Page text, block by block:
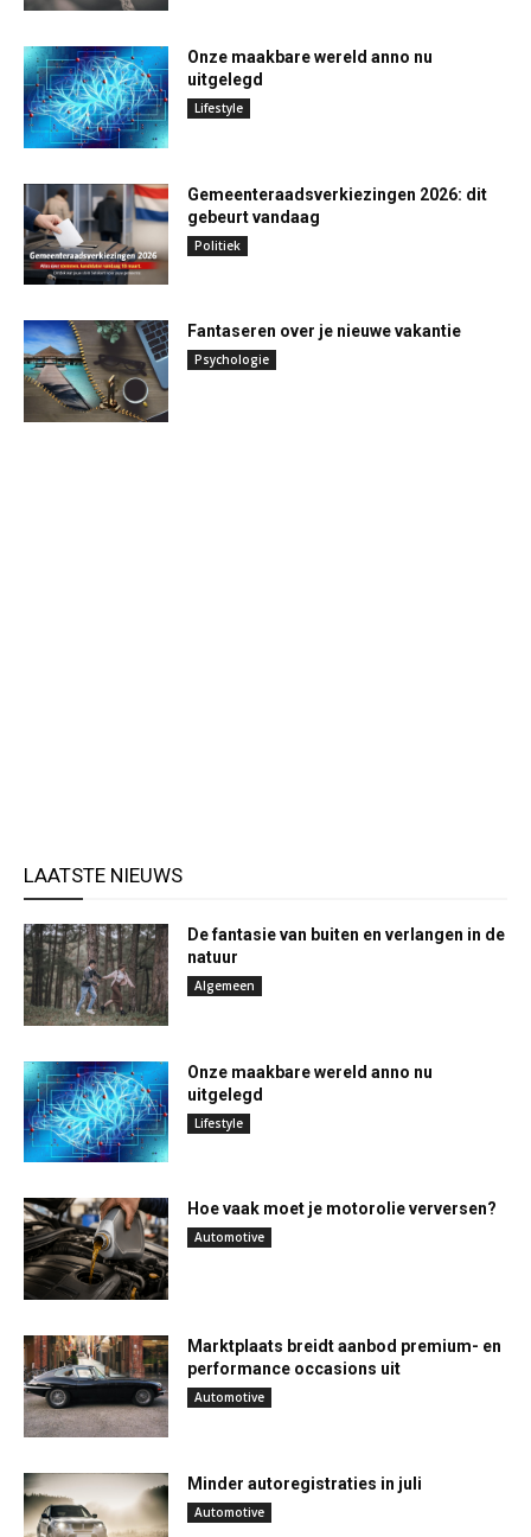
Onze maakbare wereld anno nu
uitgelegd
Lifestyle
Gemeenteraadsverkiezingen 2026: dit
gebeurt vandaag
Politiek
Fantaseren over je nieuwe vakantie
Psychologie
LAATSTE NIEUWS
De fantasie van buiten en verlangen in de
natuur
Algemeen
Onze maakbare wereld anno nu
uitgelegd
Lifestyle
Hoe vaak moet je motorolie verversen?
Automotive
Marktplaats breidt aanbod premium- en
performance occasions uit
Automotive
Minder autoregistraties in juli
Automotive